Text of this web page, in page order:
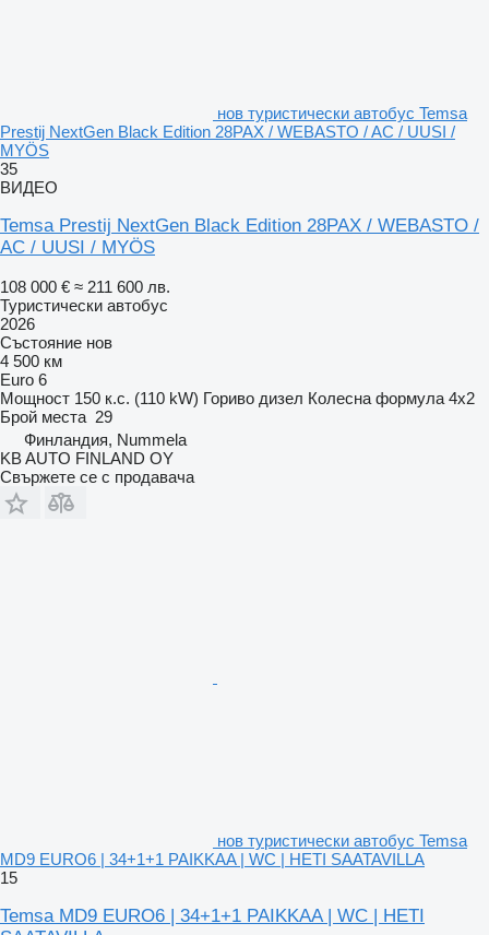
нов туристически автобус Temsa
Prestij NextGen Black Edition 28PAX / WEBASTO / AC / UUSI /
MYÖS
35
ВИДЕО
Temsa Prestij NextGen Black Edition 28PAX / WEBASTO /
AC / UUSI / MYÖS
108 000 € ≈ 211 600 лв.
Туристически автобус
2026
Състояние нов
4 500 км
Euro 6
Мощност 150 к.с. (110 kW) Гориво дизел Колесна формула 4x2
Брой места 29
Финландия, Nummela
KB AUTO FINLAND OY
Свържете се с продавача
нов туристически автобус Temsa
MD9 EURO6 | 34+1+1 PAIKKAA | WC | HETI SAATAVILLA
15
Temsa MD9 EURO6 | 34+1+1 PAIKKAA | WC | HETI